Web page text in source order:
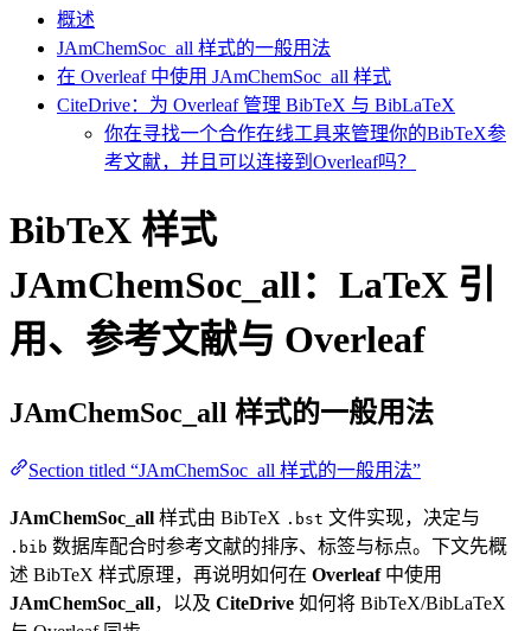
概述
JAmChemSoc_all 样式的一般用法
在 Overleaf 中使用 JAmChemSoc_all 样式
CiteDrive：为 Overleaf 管理 BibTeX 与 BibLaTeX
你在寻找一个合作在线工具来管理你的BibTeX参
考文献，并且可以连接到Overleaf吗？
BibTeX 样式
JAmChemSoc_all：LaTeX 引
用、参考文献与 Overleaf
JAmChemSoc_all 样式的一般用法
Section titled “JAmChemSoc_all 样式的一般用法”
JAmChemSoc_all 样式由 BibTeX .bst 文件实现，决定与
.bib 数据库配合时参考文献的排序、标签与标点。下文先概
述 BibTeX 样式原理，再说明如何在 Overleaf中使用
JAmChemSoc_all，以及 CiteDrive 如何将 BibTeX/BibLaTeX